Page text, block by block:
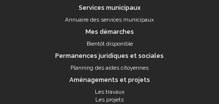
Services municipaux
Annuaire des services municipaux
Mes démarches
Bientôt disponible
Permanences juridiques et sociales
Planning des aides citoyennes
Aménagements et projets
Les travaux
Les projets